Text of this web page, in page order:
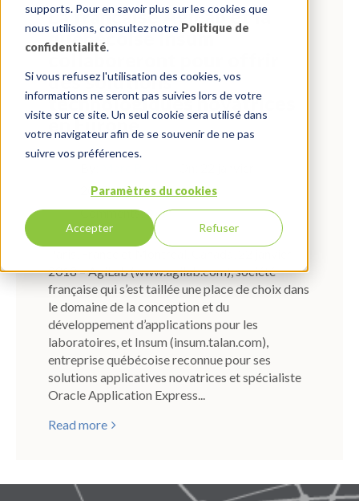
supports. Pour en savoir plus sur les cookies que
nous utilisons, consultez notre Politique de
confidentialité.
Si vous refusez l'utilisation des cookies, vos
informations ne seront pas suivies lors de votre
visite sur ce site. Un seul cookie sera utilisé dans
votre navigateur afin de se souvenir de ne pas
suivre vos préférences.
Paramètres du cookies
Accepter Refuser
La française AgiLab et la
québécoise Insum
collaboreront pour offrir
des solutions
technologiques novatrices
en Europe
2018
In:Actualités
Comments:0
2018 – AgiLab (www.agilab.com), société
française qui s’est taillée une place de choix dans
le domaine de la conception et du
développement d’applications pour les
laboratoires, et Insum (insum.talan.com),
entreprise québécoise reconnue pour ses
solutions applicatives novatrices et spécialiste
Oracle Application Express...
Read more